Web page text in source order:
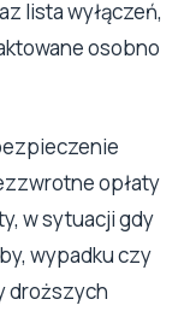
lista wyłączeń,
osobno
opłaty
w sytuacji gdy
wypadku czy
droższych